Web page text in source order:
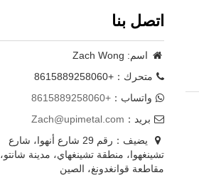
اتصل بنا
اسم: Zach Wong
متحرك：+8615889258060
واتساب：+8615889258060
بريد： Zach@upimetal.com
يضيف：رقم 29 شارع أنهوا، شارع
تشينغهوا، منطقة تشينغهاي، مدينة شانتو،
مقاطعة قوانغدونغ، الصين